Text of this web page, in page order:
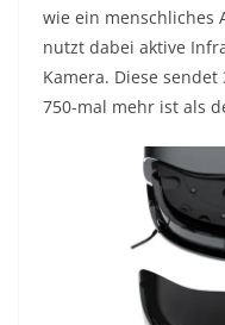
wie ein menschliches
nutzt dabei aktive
Kamera. Diese
750-mal mehr ist als